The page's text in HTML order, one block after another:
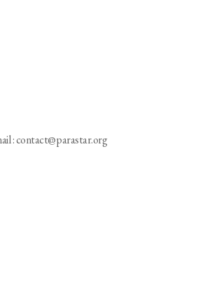
: contact@parastar.org